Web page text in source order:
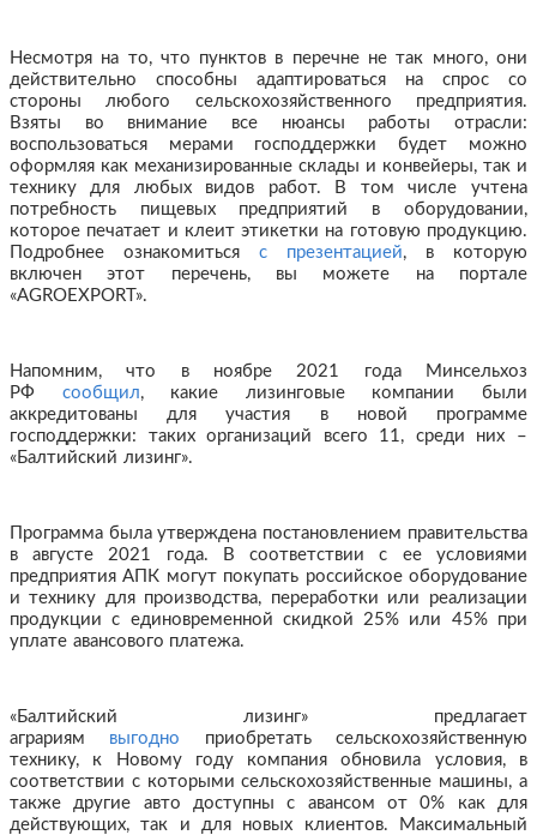
Несмотря на то, что пунктов в перечне не так много, они
действительно способны адаптироваться на спрос со
стороны любого сельскохозяйственного предприятия.
Взяты во внимание все нюансы работы отрасли:
воспользоваться мерами господдержки будет можно
оформляя как механизированные склады и конвейеры, так и
технику для любых видов работ. В том числе учтена
потребность пищевых предприятий в оборудовании,
которое печатает и клеит этикетки на готовую продукцию.
Подробнее ознакомиться с презентацией, в которую
включен этот перечень, вы можете на портале
«AGROEXPORT».
Напомним, что в ноябре 2021 года Минсельхоз
РФ сообщил, какие лизинговые компании были
аккредитованы для участия в новой программе
господдержки: таких организаций всего 11, среди них –
«Балтийский лизинг».
Программа была утверждена постановлением правительства
в августе 2021 года. В соответствии с ее условиями
предприятия АПК могут покупать российское оборудование
и технику для производства, переработки или реализации
продукции с единовременной скидкой 25% или 45% при
уплате авансового платежа.
«Балтийский лизинг» предлагает
аграриям выгодно приобретать сельскохозяйственную
технику, к Новому году компания обновила условия, в
соответствии с которыми сельскохозяйственные машины, а
также другие авто доступны с авансом от 0% как для
действующих, так и для новых клиентов. Максимальный